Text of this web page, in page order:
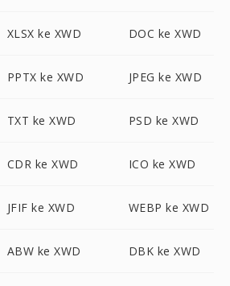
XLSX ke XWD DOC ke XWD
PPTX ke XWD JPEG ke XWD
TXT ke XWD PSD ke XWD
CDR ke XWD ICO ke XWD
JFIF ke XWD WEBP ke XWD
ABW ke XWD DBK ke XWD